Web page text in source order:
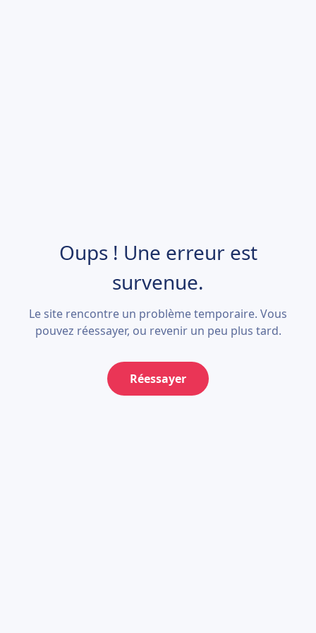
Oups ! Une erreur est
survenue.
Le site rencontre un problème temporaire. Vous
pouvez réessayer, ou revenir un peu plus tard.
Réessayer